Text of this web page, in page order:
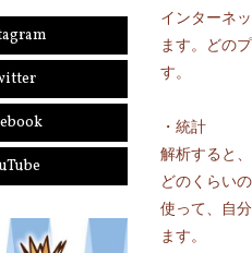
インターネ
ます。どの
す。
・統計
解析すると
どのくらい
使って、自
ます。